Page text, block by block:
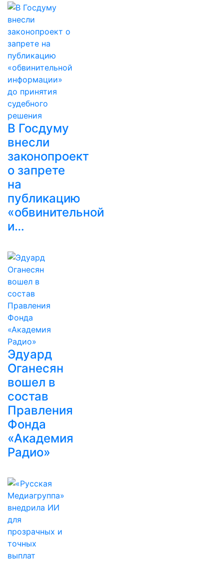
В Госдуму
внесли
законопроект
о запрете
на
публикацию
«обвинительной
и…
Эдуард
Оганесян
вошел в
состав
Правления
Фонда
«Академия
Радио»